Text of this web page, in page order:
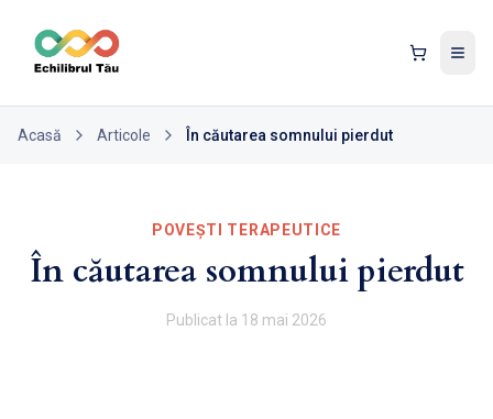
Acasă Articole În căutarea somnului pierdut
POVEȘTI TERAPEUTICE
În căutarea somnului pierdut
Publicat la 18 mai 2026